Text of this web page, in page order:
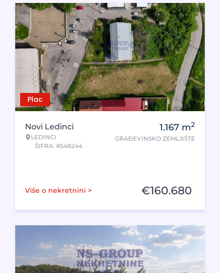
Plac
Novi Ledinci
LEDINCI
ŠIFRA: #548244
1.167 m2
GRAĐEVINSKO ZEMLJIŠTE
Više o nekretnini > €160.680